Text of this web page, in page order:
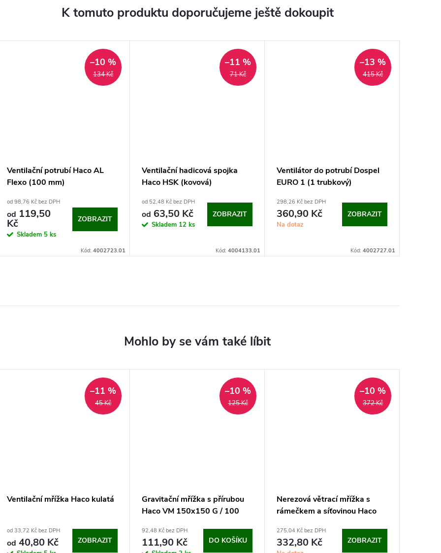
K tomuto produktu doporučujeme ještě dokoupit
134 Kč
–10 %
Ventilační potrubí Haco AL
Flexo (100 mm)
od 98,76 Kč bez DPH
od 119,50
Kč
Skladem 5 ks
ZOBRAZIT
Kód: 4002723.01
71 Kč
–11 %
Ventilační hadicová spojka
Haco HSK (kovová)
od 52,48 Kč bez DPH
od 63,50 Kč
Skladem 12 ks
ZOBRAZIT
Kód: 4004133.01
415 Kč
–13 %
Ventilátor do potrubí Dospel
EURO 1 (1 trubkový)
298,26 Kč bez DPH
360,90 Kč
Na dotaz
ZOBRAZIT
Kód: 4002727.01
45 Kč
–11 %
Ventilační mřížka Haco kulatá
od 33,72 Kč bez DPH
od 40,80 Kč ZOBRAZIT
125 Kč
–10 %
Gravitační mřížka s přírubou
Haco VM 150x150 G / 100
92,48 Kč bez DPH
111,90 Kč DO KOŠÍKU
372 Kč
–10 %
Nerezová větrací mřížka s
rámečkem a síťovinou Haco
275,04 Kč bez DPH
332,80 Kč ZOBRAZIT